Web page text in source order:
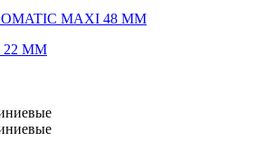
MAXI 48 ММ
22 ММ